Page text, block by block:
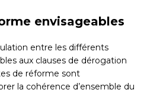
envisageables
entre les différents
aux clauses de dérogation
de réforme sont
la cohérence d’ensemble du